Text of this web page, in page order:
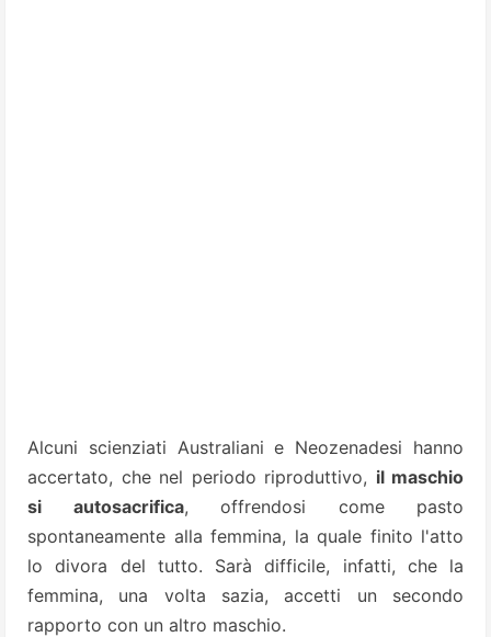
Alcuni scienziati Australiani e Neozenadesi hanno
accertato, che nel periodo riproduttivo, il maschio
si autosacrifica, offrendosi come pasto
spontaneamente alla femmina, la quale finito l'atto
lo divora del tutto. Sarà difficile, infatti, che la
femmina, una volta sazia, accetti un secondo
rapporto con un altro maschio.